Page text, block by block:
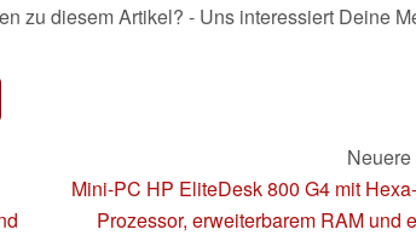
zu diesem Artikel? - Uns interessiert Deine
Mini-PC HP EliteDesk 800 G4 mit
Prozessor, erweiterbarem RAM und